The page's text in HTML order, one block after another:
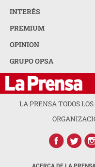
INTERÉS
PREMIUM
OPINION
GRUPO OPSA
LA PRENSA TODOS